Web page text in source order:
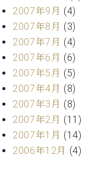
2007年9月 (4)
2007年8月 (3)
2007年7月 (4)
2007年6月 (6)
2007年5月 (5)
2007年4月 (8)
2007年3月 (8)
2007年2月 (11)
2007年1月 (14)
2006年12月 (4)